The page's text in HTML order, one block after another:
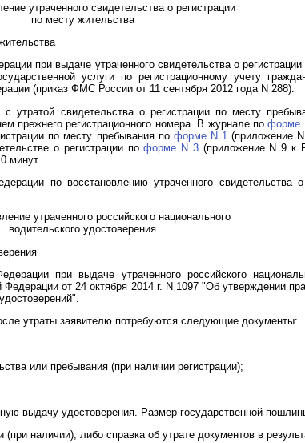
утраченного свидетельства о регистрации
по месту жительства
при выдаче утраченного свидетельства о
услуги по регистрационному учету
(приказ ФМС России от 11 сентября 2012 года N 288).
утратой свидетельства о регистрации по месту
прежнего регистрационного номера. В журнале поформе
по месту пребывания по форме N 1 (приложение
о регистрации поформе N 3(приложение N 9 к
минут.
по восстановлению утраченного свидетельства
утраченного российского национального
водительского удостоверения
при выдаче утраченного российского
Федерации от 24 октября 2014 г. N 1097 "Об утверждении
утраты заявителю потребуются следующие документы:
или пребывания (при наличии регистрации);
выдачу удостоверения. Размер государственной
наличии), либо справка об утрате документов в